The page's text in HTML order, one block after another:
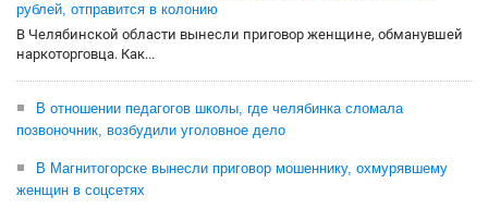
рублей, отправится в колонию
В Челябинской области вынесли приговор женщине, обманувшей
наркоторговца. Как...
В отношении педагогов школы, где челябинка сломала
позвоночник, возбудили уголовное дело
В Магнитогорске вынесли приговор мошеннику, охмурявшему
женщин в соцсетях